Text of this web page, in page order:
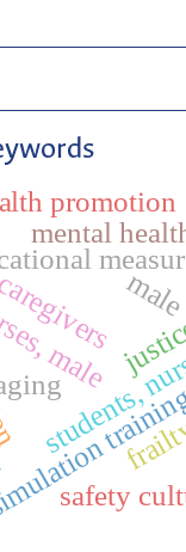
male
students,
safety
mental
promotion